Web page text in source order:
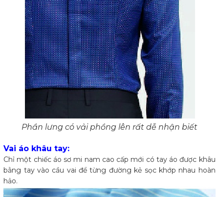
Phần lưng có vải phồng lên rất dễ nhận biết
Vai áo khâu tay:
Chỉ một chiếc áo sơ mi nam cao cấp mới có tay áo được khâu
bằng tay vào cầu vai để từng đường kẻ sọc khớp nhau hoàn
hảo.